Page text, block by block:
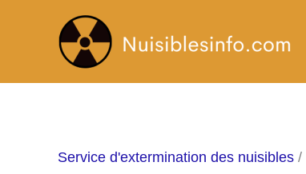
Service d'extermination des nuisibles /